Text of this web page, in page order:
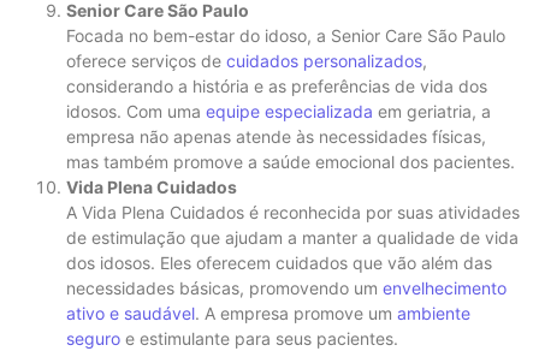
Senior Care São Paulo
Focada no bem-estar do idoso, a Senior Care São Paulo
oferece serviços de cuidados personalizados,
considerando a história e as preferências de vida dos
idosos. Com uma equipe especializada em geriatria, a
empresa não apenas atende às necessidades físicas,
mas também promove a saúde emocional dos pacientes.
Vida Plena Cuidados
A Vida Plena Cuidados é reconhecida por suas atividades
de estimulação que ajudam a manter a qualidade de vida
dos idosos. Eles oferecem cuidados que vão além das
necessidades básicas, promovendo um envelhecimento
ativo e saudável. A empresa promove um ambiente
seguro e estimulante para seus pacientes.